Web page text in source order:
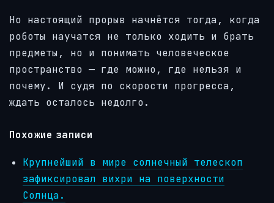
Но настоящий прорыв начнётся тогда, когда
роботы научатся не только ходить и брать
предметы, но и понимать человеческое
пространство — где можно, где нельзя и
почему. И судя по скорости прогресса,
ждать осталось недолго.
Похожие записи
Крупнейший в мире солнечный телескоп
зафиксировал вихри на поверхности
Солнца.